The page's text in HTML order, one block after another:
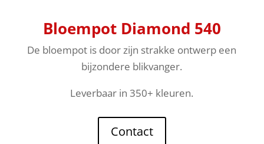
Bloempot Diamond 540
De bloempot is door zijn strakke ontwerp een
bijzondere blikvanger.
Leverbaar in 350+ kleuren.
Contact